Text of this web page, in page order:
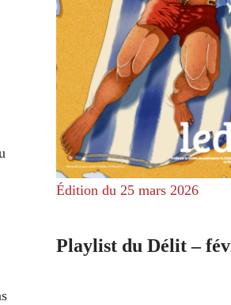
Édition du 25 mars 2026
Playlist du Délit –